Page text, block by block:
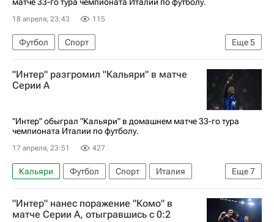
18 апреля, 23:43 115
Еще5
Футбол
Спорт
Серия А 2026-2027 (Чемпионат Италии по футболу)
Марио Эрмосо
Рома
Аталанта
"Интер" разгромил "Кальяри" в матче
Серии А
"Интер" обыграл "Кальяри" в домашнем матче 33-го тура
чемпионата Италии по футболу.
17 апреля, 23:51 427
Еще7
Кальяри Футбол Спорт
Италия
Милан
"Интер" нанес поражение "Комо" в
матче Серии А, отыгравшись с 0:2